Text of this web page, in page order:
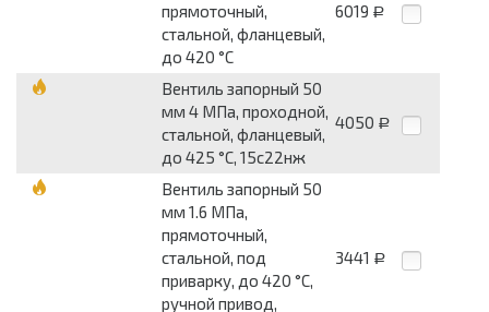
прямоточный,
стальной, фланцевый,
до 420 °С
6019 Р
Вентиль запорный 50
мм 4 МПа, проходной,
стальной, фланцевый,
до 425 °С, 15с22нж
4050 Р
Вентиль запорный 50
мм 1.6 МПа,
прямоточный,
стальной, под
приварку, до 420 °С,
ручной привод,
3441 Р